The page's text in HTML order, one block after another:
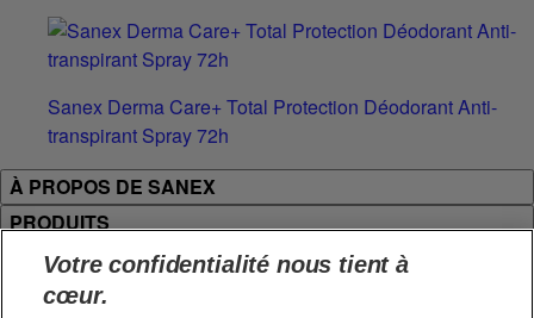
Sanex Derma Care+ Total Protection Déodorant Anti-
transpirant Spray 72h
À PROPOS DE SANEX
PRODUITS
JURIDIQUE ET CONTACT
Votre confidentialité nous tient à
cœur.